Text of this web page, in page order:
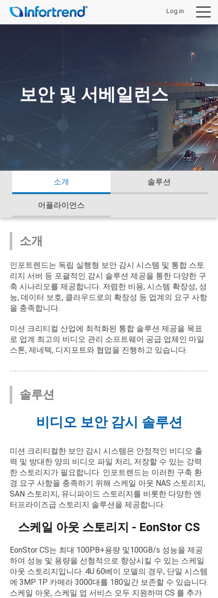
Log in
보안 및 서베일런스
소개 솔루션
어플라이언스
소개
인포트렌드는 독립 실행형 보안 감시 시스템 및 통합 스토
리지 서버 등 포괄적인 감시 솔루션 제공을 통한 다양한 구
축 시나리오를 제공합니다. 저렴한 비용, 시스템 확장성, 성
능, 데이터 보호, 클라우드로의 확장성 등 업계의 요구 사항
을 충족합니다.
미션 크리티컬 산업에 최적화된 통합 솔루션 제공을 목표
로 업계 최고의 비디오 관리 소프트웨어 공급 업체인 마일
스톤, 제네텍, 디지포트와 협업을 진행하고 있습니다.
솔루션
비디오 보안 감시 솔루션
미션 크리티컬한 보안 감시 시스템은 안정적인 비디오 출
력 및 방대한 양의 비디오 파일 처리, 저장할 수 있는 강력
한 스토리지가 필요합니다. 인포트렌드는 이러한 구축 환
경 요구 사항을 충족하기 위해 스케일 아웃 NAS 스토리지,
SAN 스토리지, 유니파이드 스토리지를 비롯한 다양한 엔
터프라이즈급 스토리지 솔루션을 제공합니다.
스케일 아웃 스토리지 - EonStor CS
EonStor CS는 최대 100PB+용량 및100GB/s 성능을 제공
하여 성능 및 용량을 선형적으로 향상시킬 수 있는 스케일
아웃 스토리지입니다. 4U 60베이 모델의 경우, 단일 시스템
에 3MP 1P 카메라 3000대를 180일간 보존할 수 있습니다.
스케일 아웃, 스케일 업 서비스 모두 지원하며 CS 를 추가
지원 및 다운로드